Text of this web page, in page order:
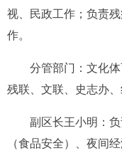
视
民政工作 ； 负责
作。
分管部门：文化
残联、 文联、史志办、
副区长王小明：
（食品安全）、夜间